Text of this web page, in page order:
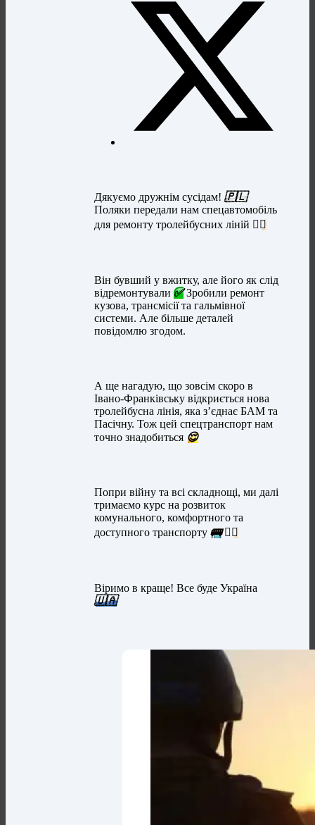
Дякуємо дружнім сусідам!🇵🇱
Поляки передали нам спецавтомобіль
для ремонту тролейбусних ліній 👍🏻
Він бувший у вжитку, але його як слід
відремонтували✅Зробили ремонт
кузова, трансмісії та гальмівної
системи. Але більше деталей
повідомлю згодом.
А ще нагадую, що зовсім скоро в
Івано-Франківську відкриється нова
тролейбусна лінія, яка з’єднає БАМ та
Пасічну. Тож цей спецтранспорт нам
точно знадобиться 😌
Попри війну та всі складнощі, ми далі
тримаємо курс на розвиток
комунального, комфортного та
доступного транспорту🚌 👍🏻
Віримо в краще! Все буде Україна
🇺🇦